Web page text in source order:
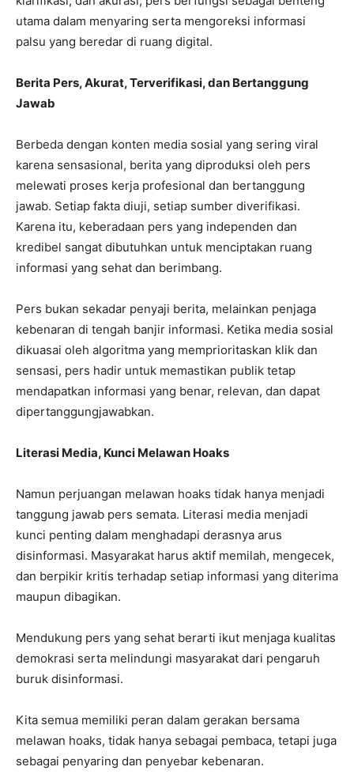
utama dalam menyaring serta mengoreksi informasi
palsu yang beredar di ruang digital.
Berita Pers, Akurat, Terverifikasi, dan Bertanggung
Jawab
Berbeda dengan konten media sosial yang sering viral
karena sensasional, berita yang diproduksi oleh pers
melewati proses kerja profesional dan bertanggung
jawab. Setiap fakta diuji, setiap sumber diverifikasi.
Karena itu, keberadaan pers yang independen dan
kredibel sangat dibutuhkan untuk menciptakan ruang
informasi yang sehat dan berimbang.
Pers bukan sekadar penyaji berita, melainkan penjaga
kebenaran di tengah banjir informasi. Ketika media sosial
dikuasai oleh algoritma yang memprioritaskan klik dan
sensasi, pers hadir untuk memastikan publik tetap
mendapatkan informasi yang benar, relevan, dan dapat
dipertanggungjawabkan.
Literasi Media, Kunci Melawan Hoaks
Namun perjuangan melawan hoaks tidak hanya menjadi
tanggung jawab pers semata. Literasi media menjadi
kunci penting dalam menghadapi derasnya arus
disinformasi. Masyarakat harus aktif memilah, mengecek,
dan berpikir kritis terhadap setiap informasi yang diterima
maupun dibagikan.
Mendukung pers yang sehat berarti ikut menjaga kualitas
demokrasi serta melindungi masyarakat dari pengaruh
buruk disinformasi.
Kita semua memiliki peran dalam gerakan bersama
melawan hoaks, tidak hanya sebagai pembaca, tetapi juga
sebagai penyaring dan penyebar kebenaran.